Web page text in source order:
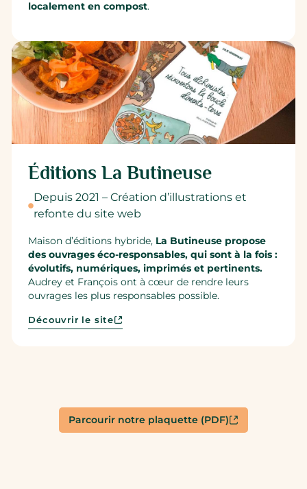
localement en compost.
Éditions La Butineuse
Depuis 2021 – Création d’illustrations et
refonte du site web
Maison d’éditions hybride, La Butineuse propose
des ouvrages éco-responsables, qui sont à la fois :
évolutifs, numériques, imprimés et pertinents.
Audrey et François ont à cœur de rendre leurs
ouvrages les plus responsables possible.
Découvrir le site
Parcourir notre plaquette (PDF)